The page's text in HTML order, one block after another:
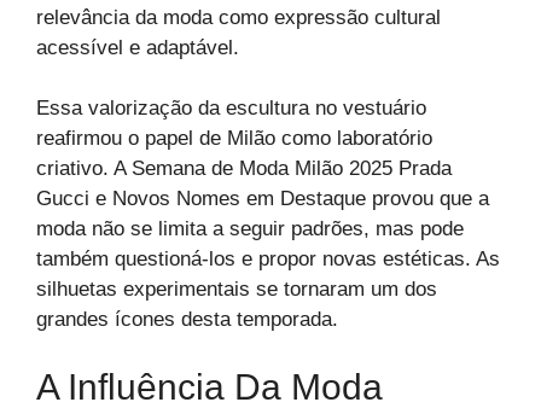
relevância da moda como expressão cultural
acessível e adaptável.
Essa valorização da escultura no vestuário
reafirmou o papel de Milão como laboratório
criativo. A Semana de Moda Milão 2025 Prada
Gucci e Novos Nomes em Destaque provou que a
moda não se limita a seguir padrões, mas pode
também questioná-los e propor novas estéticas. As
silhuetas experimentais se tornaram um dos
grandes ícones desta temporada.
A Influência Da Moda